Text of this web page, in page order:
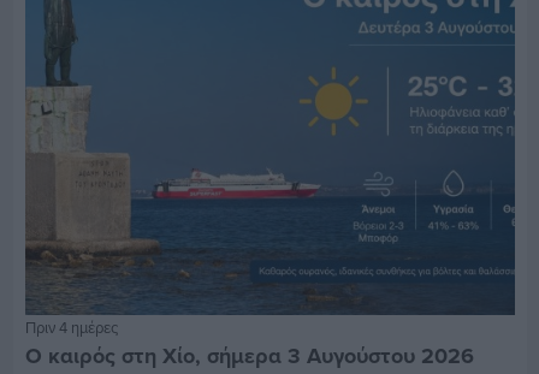
Πριν 4 ημέρες
Ο καιρός στη Χίο, σήμερα 3 Αυγούστου 2026